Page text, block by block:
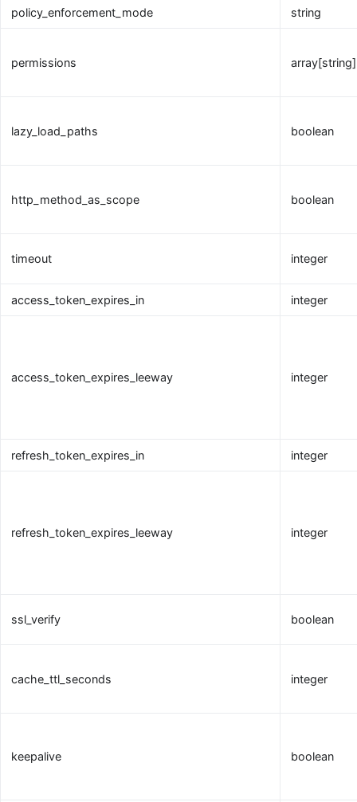
policy_enforcement_mode string
permissions array[string]
lazy_load_paths boolean
http_method_as_scope boolean
timeout integer
access_token_expires_in integer
access_token_expires_leeway integer
refresh_token_expires_in integer
refresh_token_expires_leeway integer
ssl_verify boolean
cache_ttl_seconds integer
keepalive boolean